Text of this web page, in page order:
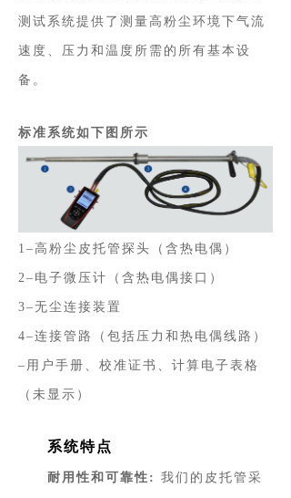
测试系统提供了测量高粉尘环境下气流
速度、压力和温度所需的所有基本设
备。
标准系统如下图所示
1–高粉尘皮托管探头（含热电偶）
2–电子微压计（含热电偶接口）
3–无尘连接装置
4–连接管路（包括压力和热电偶线路）
–用户手册、校准证书、计算电子表格
（未显示）
系统特点
耐用性和可靠性: 我们的皮托管采